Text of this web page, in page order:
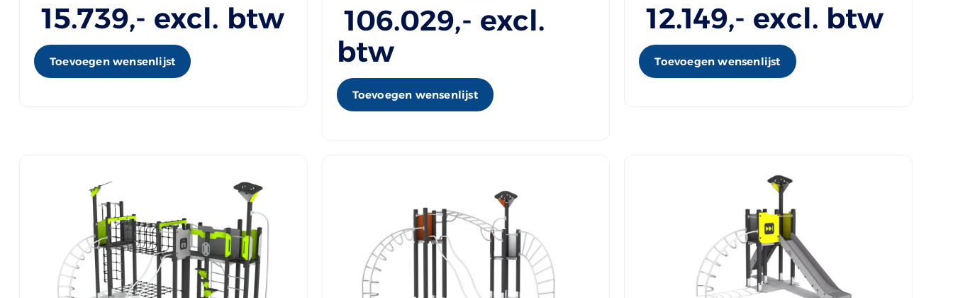
15.739,- excl. btw
Toevoegen wensenlijst
106.029,- excl.
btw
Toevoegen wensenlijst
12.149,- excl. btw
Toevoegen wensenlijst